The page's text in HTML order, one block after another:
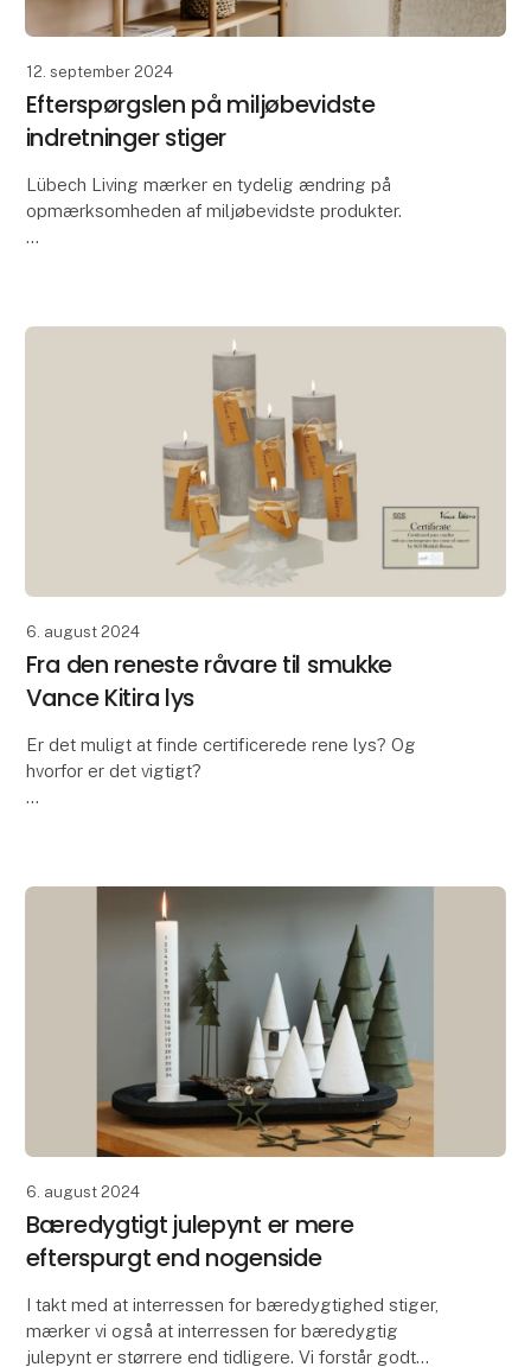
12. september 2024
Efterspørgslen på miljøbevidste
indretninger stiger
Lübech Living mærker en tydelig ændring på
opmærksomheden af miljøbevidste produkter.
6. august 2024
Fra den reneste råvare til smukke
Vance Kitira lys
Er det muligt at finde certificerede rene lys? Og
hvorfor er det vigtigt?
6. august 2024
Bæredygtigt julepynt er mere
efterspurgt end nogenside
I takt med at interressen for bæredygtighed stiger,
mærker vi også at interressen for bæredygtig
julepynt er størrere end tidligere. Vi forstår godt